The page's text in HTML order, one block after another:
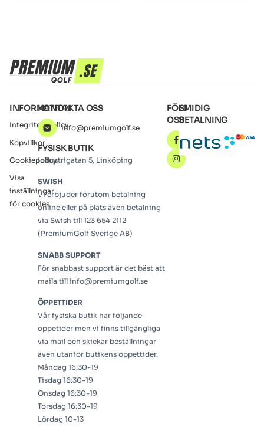
INFORMATION
Integritetspolicy
Köpvillkor
Cookiepolicy
Visa
inställningar
för cookies
KONTAKTA OSS
info@premiumgolf.se
FYSISK BUTIK
Industrigatan 5, Linköping
SWISH
Vi erbjuder förutom betalning
online eller på plats även betalning
via Swish till 123 654 2112
(PremiumGolf Sverige AB)
SNABB SUPPORT
För snabbast support är det bäst att
maila till info@premiumgolf.se
ÖPPETTIDER
Vår fysiska butik har följande
öppetider men vi finns tillgängliga
via mail och skickar beställningar
även utanför butikens öppettider.
Måndag 16:30-19
Tisdag 16:30-19
Onsdag 16:30-19
Torsdag 16:30-19
Lördag 10-13
FÖLJ
OSS
SMIDIG
BETALNING